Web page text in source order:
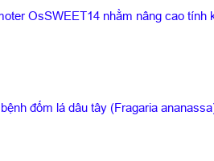
OsSWEET14 nhằm nâng cao tính
đốm lá dâu tây (Fragaria